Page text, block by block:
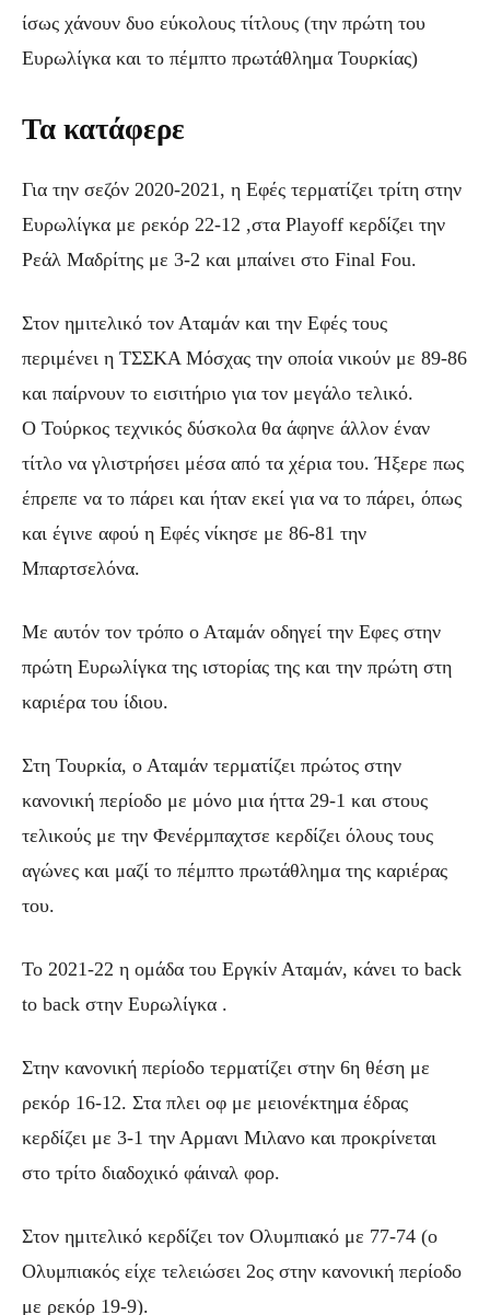
ίσως χάνουν δυο εύκολους τίτλους (την πρώτη του
Ευρωλίγκα και το πέμπτο πρωτάθλημα Τουρκίας)
Τα κατάφερε
Για την σεζόν 2020-2021, η Εφές τερματίζει τρίτη στην
Ευρωλίγκα με ρεκόρ 22-12 ,στα Playoff κερδίζει την
Ρεάλ Μαδρίτης με 3-2 και μπαίνει στο Final Fou.
Στον ημιτελικό τον Αταμάν και την Εφές τους
περιμένει η ΤΣΣΚΑ Μόσχας την οποία νικούν με 89-86
και παίρνουν το εισιτήριο για τον μεγάλο τελικό.
Ο Τούρκος τεχνικός δύσκολα θα άφηνε άλλον έναν
τίτλο να γλιστρήσει μέσα από τα χέρια του. Ήξερε πως
έπρεπε να το πάρει και ήταν εκεί για να το πάρει, όπως
και έγινε αφού η Εφές νίκησε με 86-81 την
Μπαρτσελόνα.
Με αυτόν τον τρόπο ο Αταμάν οδηγεί την Εφες στην
πρώτη Ευρωλίγκα της ιστορίας της και την πρώτη στη
καριέρα του ίδιου.
Στη Τουρκία, ο Αταμάν τερματίζει πρώτος στην
κανονική περίοδο με μόνο μια ήττα 29-1 και στους
τελικούς με την Φενέρμπαχτσε κερδίζει όλους τους
αγώνες και μαζί το πέμπτο πρωτάθλημα της καριέρας
του.
Το 2021-22 η ομάδα του Εργκίν Αταμάν, κάνει το back
to back στην Ευρωλίγκα .
Στην κανονική περίοδο τερματίζει στην 6η θέση με
ρεκόρ 16-12. Στα πλει οφ με μειονέκτημα έδρας
κερδίζει με 3-1 την Αρμανι Μιλανο και προκρίνεται
στο τρίτο διαδοχικό φάιναλ φορ.
Στον ημιτελικό κερδίζει τον Ολυμπιακό με 77-74 (ο
Ολυμπιακός είχε τελειώσει 2ος στην κανονική περίοδο
με ρεκόρ 19-9).